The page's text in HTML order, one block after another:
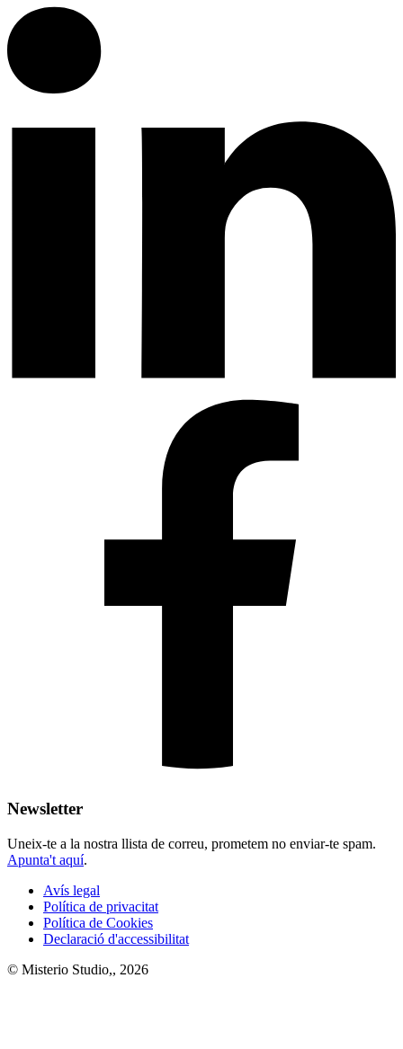
Newsletter
Uneix-te a la nostra llista de correu, prometem no enviar-te spam.
Apunta't aquí.
Avís legal
Política de privacitat
Política de Cookies
Declaració d'accessibilitat
© Misterio Studio,, 2026